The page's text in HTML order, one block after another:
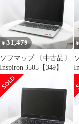
¥31,479
ソフマップ 〔中古品〕
Inspiron 3505【349】
¥